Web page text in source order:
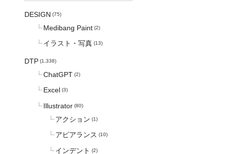
DESIGN (75)
Medibang Paint (2)
イラスト・写真 (13)
DTP (1,338)
ChatGPT (2)
Excel (3)
Illustrator (80)
アクション (1)
アピアランス (10)
インデント (2)